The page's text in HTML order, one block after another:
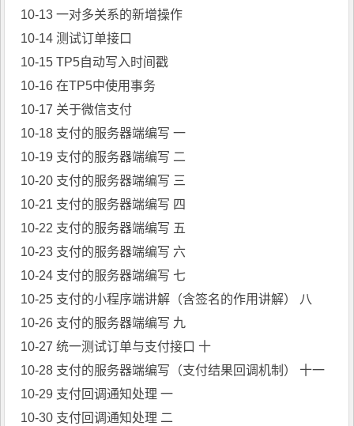
10-13 一对多关系的新增操作
10-14 测试订单接口
10-15 TP5自动写入时间戳
10-16 在TP5中使用事务
10-17 关于微信支付
10-18 支付的服务器端编写 一
10-19 支付的服务器端编写 二
10-20 支付的服务器端编写 三
10-21 支付的服务器端编写 四
10-22 支付的服务器端编写 五
10-23 支付的服务器端编写 六
10-24 支付的服务器端编写 七
10-25 支付的小程序端讲解（含签名的作用讲解） 八
10-26 支付的服务器端编写 九
10-27 统一测试订单与支付接口 十
10-28 支付的服务器端编写（支付结果回调机制） 十一
10-29 支付回调通知处理 一
10-30 支付回调通知处理 二